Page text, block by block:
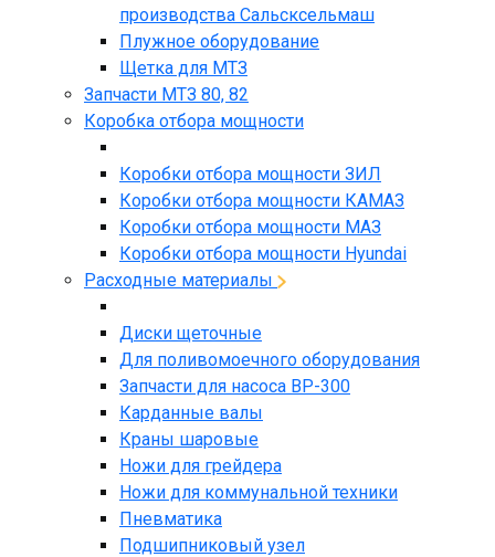
производства Сальсксельмаш
Плужное оборудование
Щетка для МТЗ
Запчасти МТЗ 80, 82
Коробка отбора мощности
Коробки отбора мощности ЗИЛ
Коробки отбора мощности КАМАЗ
Коробки отбора мощности МАЗ
Коробки отбора мощности Hyundai
Расходные материалы
Диски щеточные
Для поливомоечного оборудования
Запчасти для насоса BP-300
Карданные валы
Краны шаровые
Ножи для грейдера
Ножи для коммунальной техники
Пневматика
Подшипниковый узел